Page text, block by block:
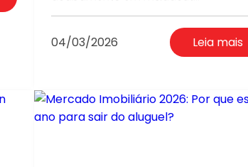
04/03/2026 Leia mais